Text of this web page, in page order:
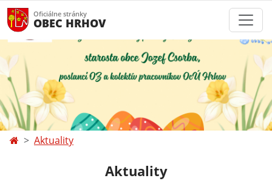
Oficiálne stránky
OBEC HRHOV
Aktuality
Aktuality